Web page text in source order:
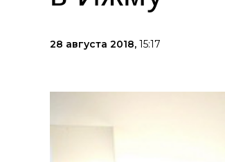
28 августа 2018, 15:17